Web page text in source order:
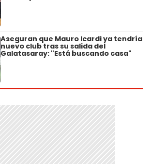
Aseguran que Mauro Icardi ya tendría
nuevo club tras su salida del
Galatasaray: "Está buscando casa"